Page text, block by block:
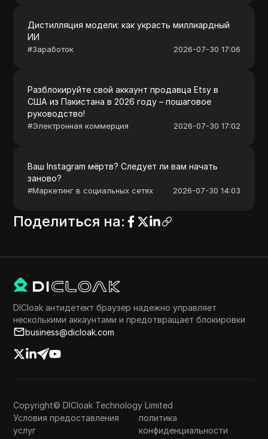
Дистилляция модели: как украсть миллиардный
ИИ
#Заработок 2026-07-30 17:06
Разблокируйте свой аккаунт продавца Etsy в
США из Пакистана в 2026 году – пошаговое
руководство!
#Электронная коммерция 2026-07-30 17:02
Ваш Instagram мёртв? Следует ли вам начать
заново?
#Маркетинг в социальных сетях 2026-07-30 14:03
Поделиться на:
DICloak антидетект браузер надежно управляет
несколькими аккаунтами и предотвращает блокировки
business@dicloak.com
Copyright© DICloak Technology Limited
Условия предоставления
услуг
политика
конфиденциальности